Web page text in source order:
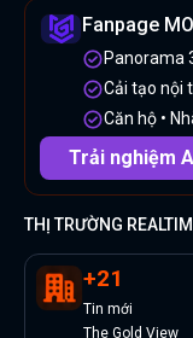
Fanpage
Panorama
Cải tạo nội
Căn hộ •
Trải nghiệm
THỊ TRƯỜNG
+21
Tin mới
The Gold View